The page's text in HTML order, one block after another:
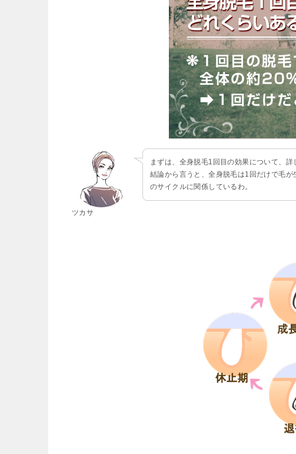
ツカサ
まずは、全身脱毛1回目の効果について、詳
結論から言うと、全身脱毛は1回だけで毛
のサイクルに関係しているわ。